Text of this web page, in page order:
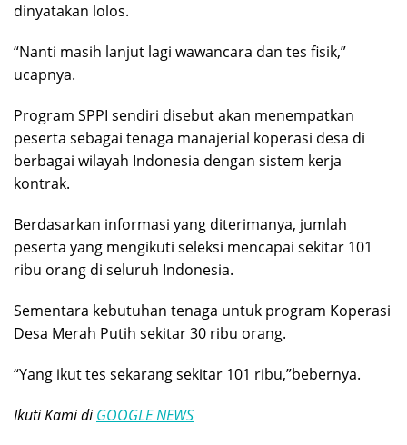
dinyatakan lolos.
“Nanti masih lanjut lagi wawancara dan tes fisik,”
ucapnya.
Program SPPI sendiri disebut akan menempatkan
peserta sebagai tenaga manajerial koperasi desa di
berbagai wilayah Indonesia dengan sistem kerja
kontrak.
Berdasarkan informasi yang diterimanya, jumlah
peserta yang mengikuti seleksi mencapai sekitar 101
ribu orang di seluruh Indonesia.
Sementara kebutuhan tenaga untuk program Koperasi
Desa Merah Putih sekitar 30 ribu orang.
“Yang ikut tes sekarang sekitar 101 ribu,”bebernya.
Ikuti Kami diGOOGLE NEWS